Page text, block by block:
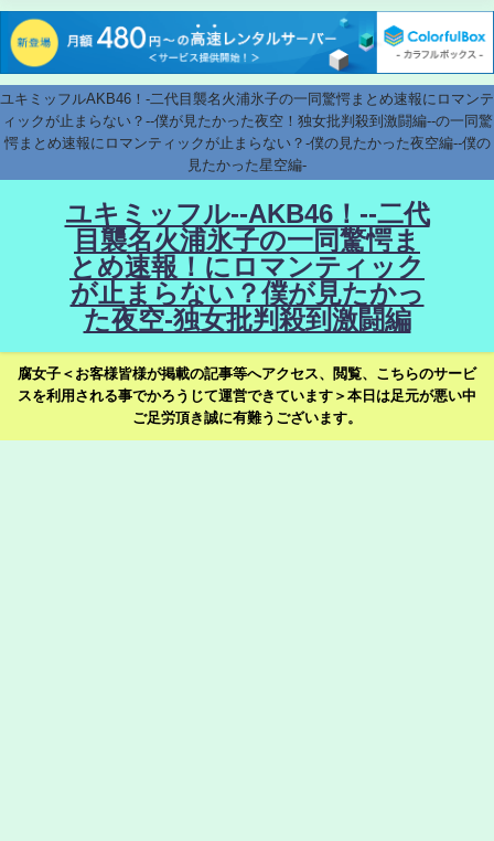
ユキミッフルAKB46！-二代目襲名火浦氷子の一同驚愕まとめ速報にロマンテ
ィックが止まらない？--僕が見たかった夜空！独女批判殺到激闘編--の一同驚
愕まとめ速報にロマンティックが止まらない？-僕の見たかった夜空編--僕の
見たかった星空編-
ユキミッフル--AKB46！--二代
目襲名火浦氷子の一同驚愕ま
とめ速報！にロマンティック
が止まらない？僕が見たかっ
た夜空-独女批判殺到激闘編
腐女子＜お客様皆様が掲載の記事等へアクセス、閲覧、こちらのサービ
スを利用される事でかろうじて運営できています＞本日は足元が悪い中
ご足労頂き誠に有難うございます。